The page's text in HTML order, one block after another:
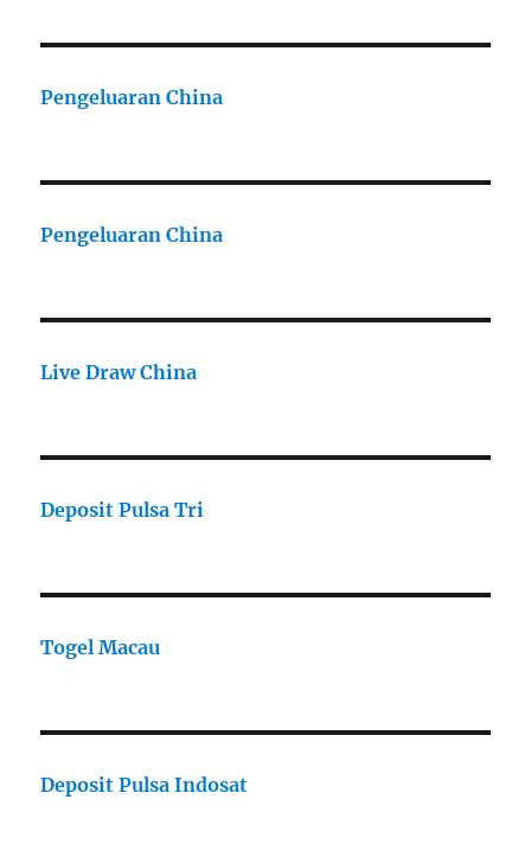
Pengeluaran China
Pengeluaran China
Live Draw China
Deposit Pulsa Tri
Togel Macau
Deposit Pulsa Indosat